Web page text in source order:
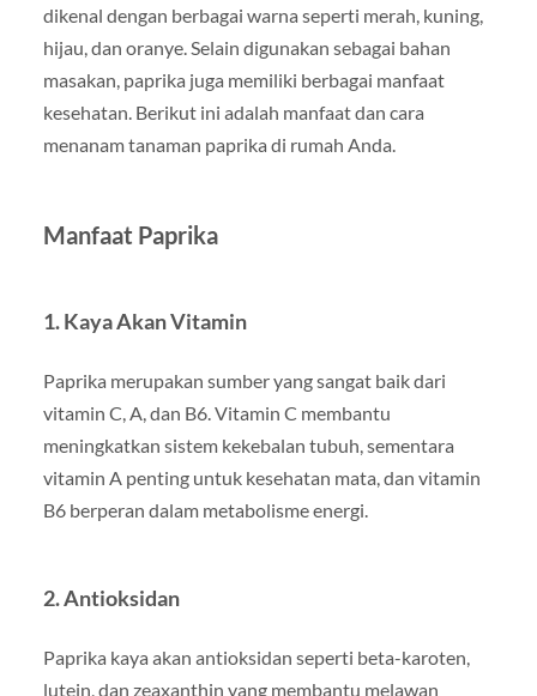
dikenal dengan berbagai warna seperti merah, kuning,
hijau, dan oranye. Selain digunakan sebagai bahan
masakan, paprika juga memiliki berbagai manfaat
kesehatan. Berikut ini adalah manfaat dan cara
menanam tanaman paprika di rumah Anda.
Manfaat Paprika
1. Kaya Akan Vitamin
Paprika merupakan sumber yang sangat baik dari
vitamin C, A, dan B6. Vitamin C membantu
meningkatkan sistem kekebalan tubuh, sementara
vitamin A penting untuk kesehatan mata, dan vitamin
B6 berperan dalam metabolisme energi.
2. Antioksidan
Paprika kaya akan antioksidan seperti beta-karoten,
lutein, dan zeaxanthin yang membantu melawan